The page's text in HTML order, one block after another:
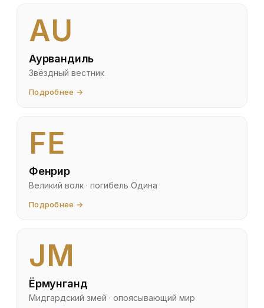
AU
Аурвандиль
Звёздный вестник
Подробнее →
FE
Фенрир
Великий волк · погибель Одина
Подробнее →
JM
Ёрмунганд
Мидгардский змей · опоясывающий мир